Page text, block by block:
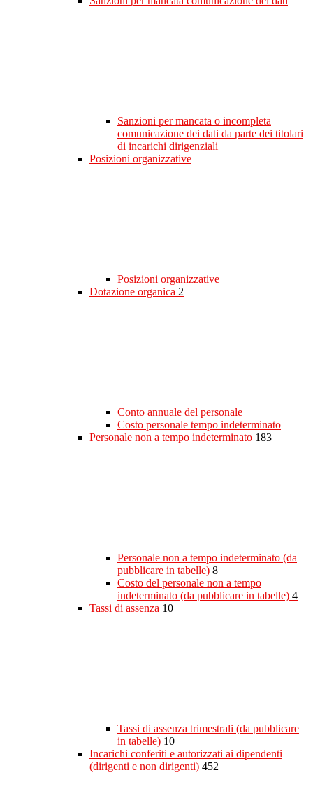
Sanzioni per mancata o incompleta
comunicazione dei dati da parte dei titolari
di incarichi dirigenziali
Posizioni organizzative
Posizioni organizzative
Dotazione organica 2
Conto annuale del personale
Costo personale tempo indeterminato
Personale non a tempo indeterminato 183
Personale non a tempo indeterminato (da
pubblicare in tabelle) 8
Costo del personale non a tempo
indeterminato (da pubblicare in tabelle) 4
Tassi di assenza 10
Tassi di assenza trimestrali (da pubblicare
in tabelle) 10
Incarichi conferiti e autorizzati ai dipendenti
(dirigenti e non dirigenti) 452